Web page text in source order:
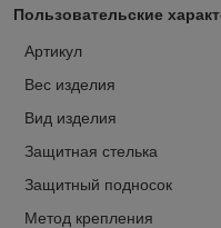
Пользовательские
Артикул
Вес изделия
Вид изделия
Защитная стелька
Защитный подносок
Метод крепления